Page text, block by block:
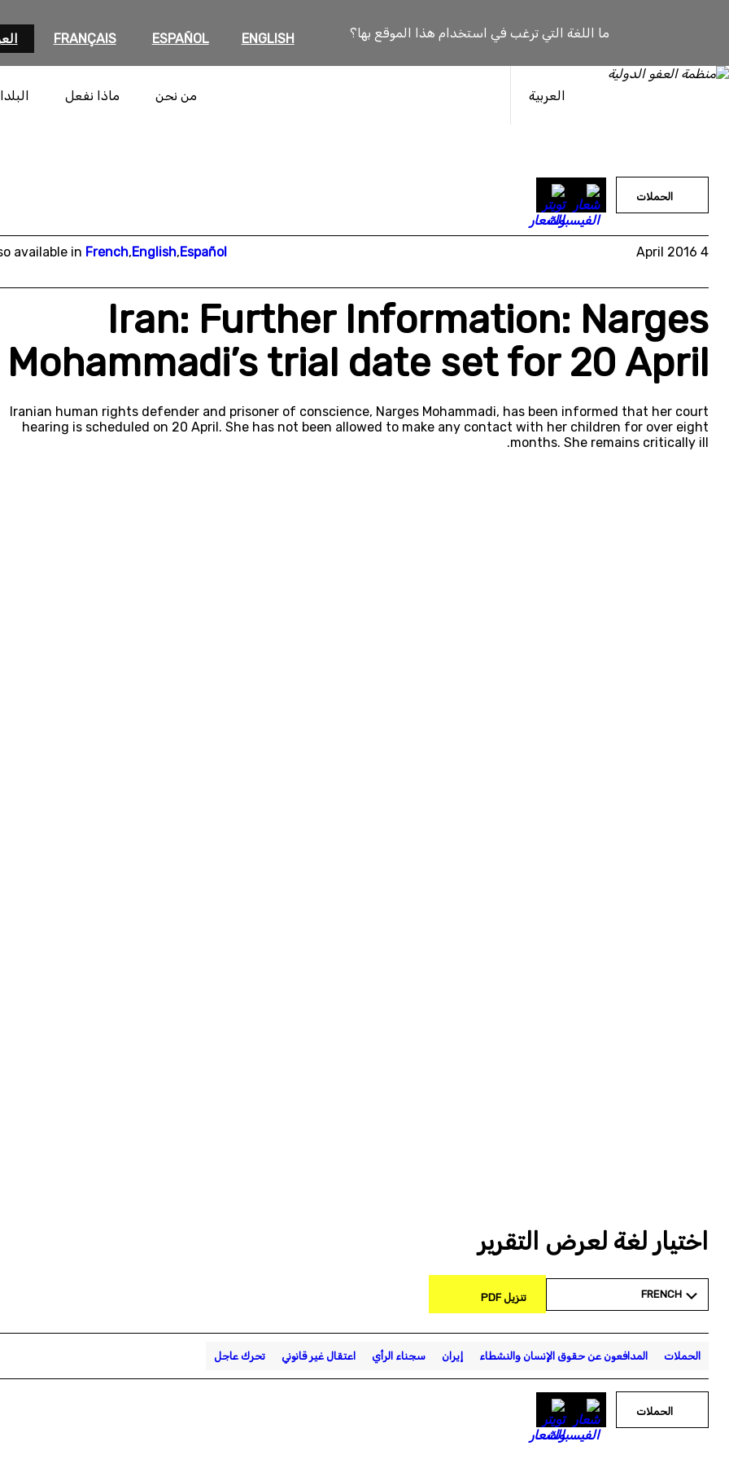
ما اللغة التي ترغب في استخدام هذا الموقع بها؟ ENGLISH
ESPAÑOL
FRANÇAIS
العربية من نحن ماذا نفعل
الحملات
4 April 2016
available in French,English,Español
Iran: Further Information: Narges
Mohammadi’s trial date set for 20 April
Iranian human rights defender and prisoner of conscience, Narges Mohammadi, has been informed that her court
hearing is scheduled on 20 April. She has not been allowed to make any contact with her children for over eight
months. She remains critically ill.
اختيار لغة لعرض التقرير
FRENCH تنزيل PDF
الحملات المدافعون عن حقوق الإنسان والنشطاء إيران سجناء الرأي اعتقال غير قانوني تحرك عاجل
الحملات